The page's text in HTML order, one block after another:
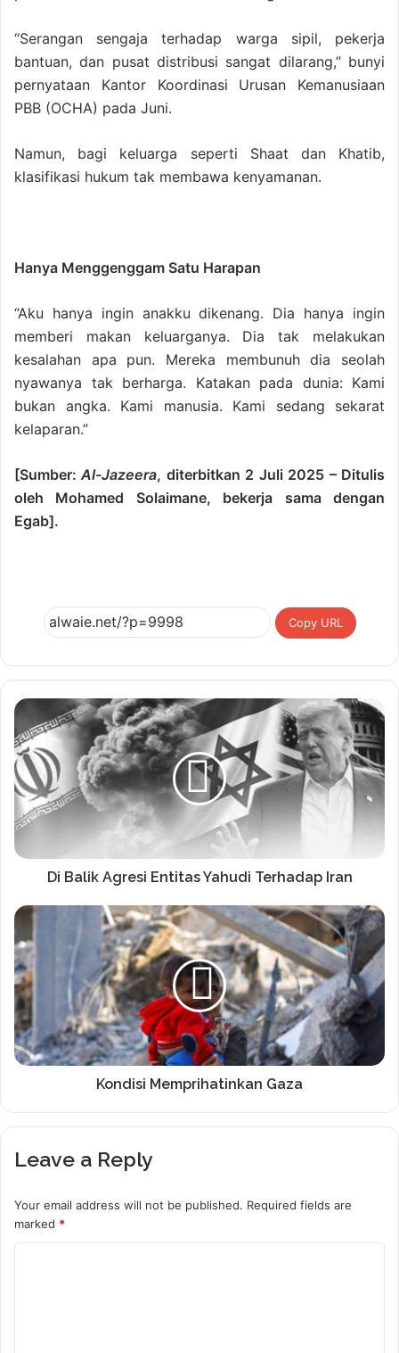
“Serangan sengaja terhadap warga sipil, pekerja
bantuan, dan pusat distribusi sangat dilarang,” bunyi
pernyataan Kantor Koordinasi Urusan Kemanusiaan
PBB (OCHA) pada Juni.
Namun, bagi keluarga seperti Shaat dan Khatib,
klasifikasi hukum tak membawa kenyamanan.
Hanya Menggenggam Satu Harapan
“Aku hanya ingin anakku dikenang. Dia hanya ingin
memberi makan keluarganya. Dia tak melakukan
kesalahan apa pun. Mereka membunuh dia seolah
nyawanya tak berharga. Katakan pada dunia: Kami
bukan angka. Kami manusia. Kami sedang sekarat
kelaparan.”
[Sumber:Al-Jazeera, diterbitkan 2 Juli 2025 – Ditulis
oleh Mohamed Solaimane, bekerja sama dengan
Egab].
Copy URL
Di Balik Agresi Entitas Yahudi Terhadap Iran
Kondisi Memprihatinkan Gaza
Leave a Reply
Your email address will not be published. Required fields are
marked *